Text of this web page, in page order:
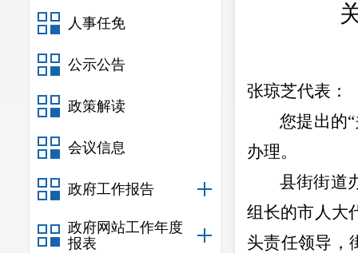
人事任免
公示公告
政策解读
会议信息
政府工作报告
政府网站工作年度
报表
张琼芝代表：
您提出的“
办理。
县街街道
组长的市人大
头责任领导，